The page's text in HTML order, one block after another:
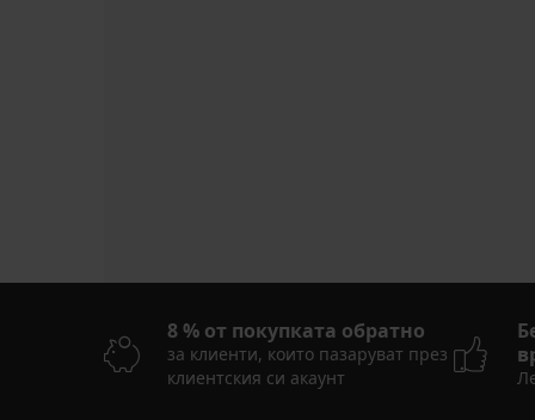
8 % от покупката обратно
за клиенти, които пазаруват през
клиентския си акаунт